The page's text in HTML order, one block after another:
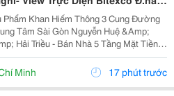
Phố Hoa Nguyễn Huệ- Dt
Hdt
Phẩm Khan Hiếm Thông 3 Cung Đường
Tâm Sài Gòn Nguyễn Huệ &Amp;
Hải Triều - Bán Nhà 5 Tầng Mặt Tiền
Trong Nhà Đ.hàm Nghi, P.sài Gòn -
093.867.6685 Giang Giang - Diện Tích: 70M2 - Ngang...
Minh 17 phút trước